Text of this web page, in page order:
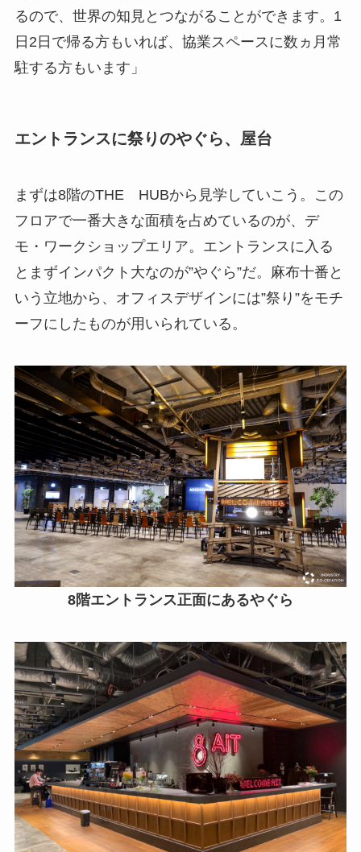
るので、世界の知見とつながることができます。1
日2日で帰る方もいれば、協業スペースに数ヵ月常
駐する方もいます」
エントランスに祭りのやぐら、屋台
まずは8階のTHE HUBから見学していこう。この
フロアで一番大きな面積を占めているのが、デ
モ・ワークショップエリア。エントランスに入る
とまずインパクト大なのが”やぐら”だ。麻布十番と
いう立地から、オフィスデザインには”祭り”をモチ
ーフにしたものが用いられている。
8階エントランス正面にあるやぐら